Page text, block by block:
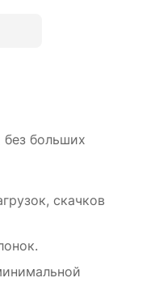
больших
скачков